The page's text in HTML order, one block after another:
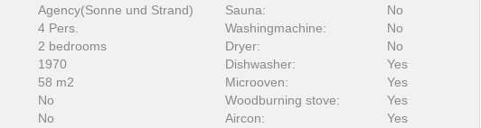
Agency(Sonne und Strand)
4 Pers.
2 bedrooms
1970
58 m2
No
No
Sauna:
No
Washingmachine:
No
Dryer:
No
Dishwasher:
Yes
Microoven:
Yes
Woodburning stove:
Yes
Aircon:
Yes